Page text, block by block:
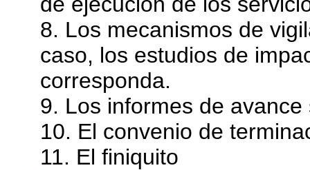
8. Los mecanismos de
caso, los estudios de
corresponda.
9. Los informes de
10. El convenio de
11. El finiquito